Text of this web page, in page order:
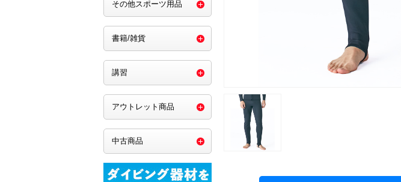
その他スポーツ用品
書籍/雑貨
講習
アウトレット商品
中古商品